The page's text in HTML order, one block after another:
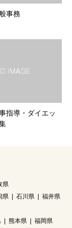
事務
指導・ダイエッ
県
県 石川県
福井県
熊本県
福岡県